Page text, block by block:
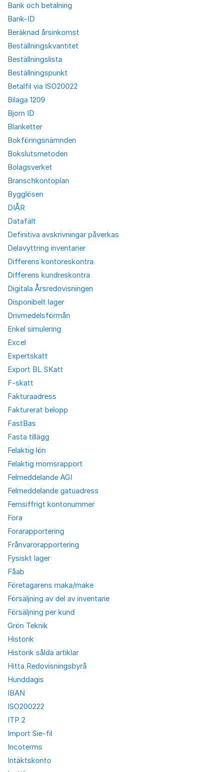
Bank och betalning
Bank-ID
Beräknad årsinkomst
Beställningskvantitet
Beställningslista
Beställningspunkt
Betalfil via ISO20022
Bilaga 1209
Bjorn ID
Blanketter
Bokföringsnämnden
Bokslutsmetoden
Bolagsverket
Branschkontoplan
Bygglösen
DIÅR
Datafält
Definitiva avskrivningar påverkas
Delavyttring inventarier
Differens kontoreskontra
Differens kundreskontra
Digitala Årsredovisningen
Disponibelt lager
Drivmedelsförmån
Enkel simulering
Excel
Expertskatt
Export BL SKatt
F-skatt
Fakturaadress
Fakturerat belopp
FastBas
Fasta tillägg
Felaktig lön
Felaktig momsrapport
Felmeddelande AGI
Felmeddelande gatuadress
Femsiffrigt kontonummer
Fora
Forarapportering
Frånvarorapportering
Fysiskt lager
Fåab
Företagarens maka/make
Försäljning av del av inventarie
Försäljning per kund
Grön Teknik
Historik
Historik sålda artiklar
Hitta Redovisningsbyrå
Hunddagis
IBAN
ISO200222
ITP 2
Import Sie-fil
Incoterms
Intäktskonto